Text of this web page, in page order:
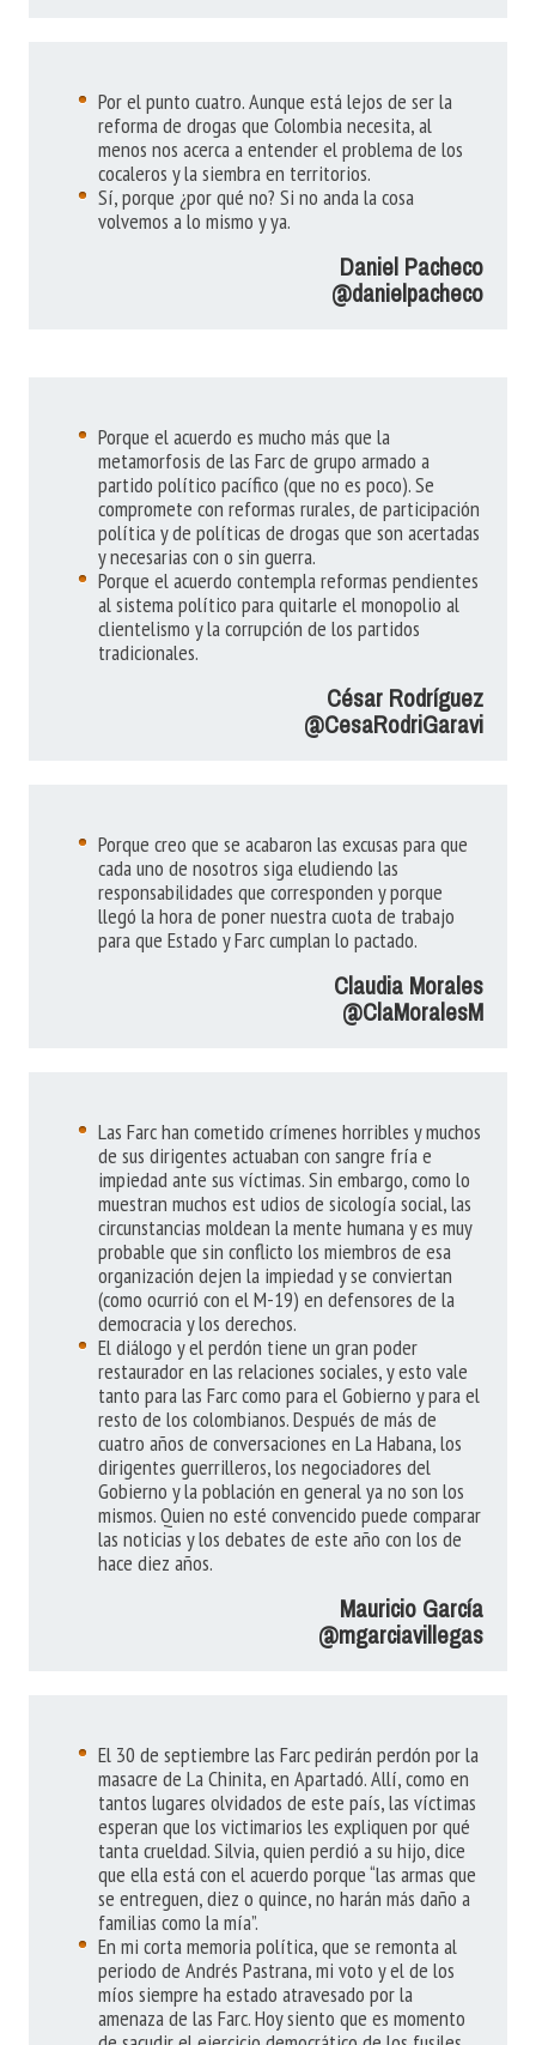
Por el punto cuatro. Aunque está lejos de ser la
reforma de drogas que Colombia necesita, al
menos nos acerca a entender el problema de los
cocaleros y la siembra en territorios.
Sí, porque ¿por qué no? Si no anda la cosa
volvemos a lo mismo y ya.
Daniel Pacheco
@danielpacheco
Porque el acuerdo es mucho más que la
metamorfosis de las Farc de grupo armado a
partido político pacífico (que no es poco). Se
compromete con reformas rurales, de participación
política y de políticas de drogas que son acertadas
y necesarias con o sin guerra.
Porque el acuerdo contempla reformas pendientes
al sistema político para quitarle el monopolio al
clientelismo y la corrupción de los partidos
tradicionales.
César Rodríguez
@CesaRodriGaravi
Porque creo que se acabaron las excusas para que
cada uno de nosotros siga eludiendo las
responsabilidades que corresponden y porque
llegó la hora de poner nuestra cuota de trabajo
para que Estado y Farc cumplan lo pactado.
Claudia Morales
@ClaMoralesM
Las Farc han cometido crímenes horribles y muchos
de sus dirigentes actuaban con sangre fría e
impiedad ante sus víctimas. Sin embargo, como lo
muestran muchos est udios de sicología social, las
circunstancias moldean la mente humana y es muy
probable que sin conflicto los miembros de esa
organización dejen la impiedad y se conviertan
(como ocurrió con el M-19) en defensores de la
democracia y los derechos.
El diálogo y el perdón tiene un gran poder
restaurador en las relaciones sociales, y esto vale
tanto para las Farc como para el Gobierno y para el
resto de los colombianos. Después de más de
cuatro años de conversaciones en La Habana, los
dirigentes guerrilleros, los negociadores del
Gobierno y la población en general ya no son los
mismos. Quien no esté convencido puede comparar
las noticias y los debates de este año con los de
hace diez años.
Mauricio García
@mgarciavillegas
El 30 de septiembre las Farc pedirán perdón por la
masacre de La Chinita, en Apartadó. Allí, como en
tantos lugares olvidados de este país, las víctimas
esperan que los victimarios les expliquen por qué
tanta crueldad. Silvia, quien perdió a su hijo, dice
que ella está con el acuerdo porque “las armas que
se entreguen, diez o quince, no harán más daño a
familias como la mía”.
En mi corta memoria política, que se remonta al
periodo de Andrés Pastrana, mi voto y el de los
míos siempre ha estado atravesado por la
amenaza de las Farc. Hoy siento que es momento